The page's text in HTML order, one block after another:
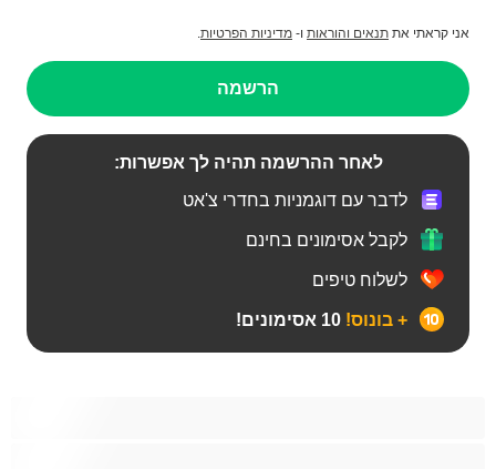
אני קראתי את תנאים והוראות ו- מדיניות הפרטיות.
הרשמה
לאחר ההרשמה תהיה לך אפשרות:
לדבר עם דוגמניות בחדרי צ'אט
לקבל אסימונים בחינם
לשלוח טיפים
+ בונוס!